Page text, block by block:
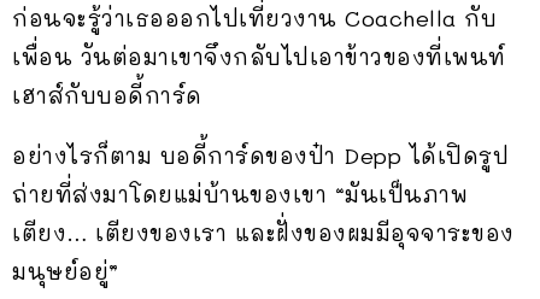
ก่อนจะรู้ว่าเธอออกไปเที่ยวงาน Coachella กับ
เพื่อน วันต่อมาเขาจึงกลับไปเอาข้าวของที่เพนท์
เฮาส์กับบอดี้การ์ด
อย่างไรก็ตาม บอดี้การ์ดของป๋า Depp ได้เปิดรูป
ถ่ายที่ส่งมาโดยแม่บ้านของเขา “มันเป็นภาพ
เตียง… เตียงของเรา และฝั่งของผมมีอุจจาระของ
มนุษย์อยู่”